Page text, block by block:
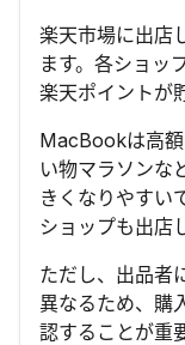
楽天市場に出店
ます。各ショッ
楽天ポイントが
MacBookは高
い物マラソンな
きくなりやすい
ショップも出店
ただし、出品者
異なるため、購
認することが重